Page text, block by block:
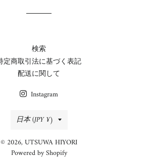
検索
定商取引法に基づく表記
配送に関して
Instagram
国/
地
域
日本 (JPY ¥)
© 2026, UTSUWA HIYORI
Powered by Shopify